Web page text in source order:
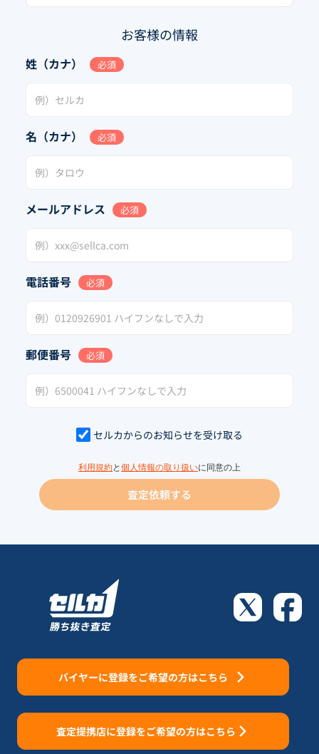
お客様の情報
姓（カナ） 必須
名（カナ） 必須
メールアドレス 必須
電話番号 必須
郵便番号 必須
セルカからのお知らせを受け取る
利用規約と 個人情報の取り扱いに同意の上
査定依頼する
バイヤーに登録をご希望の方はこちら
査定提携店に登録をご希望の方はこちら